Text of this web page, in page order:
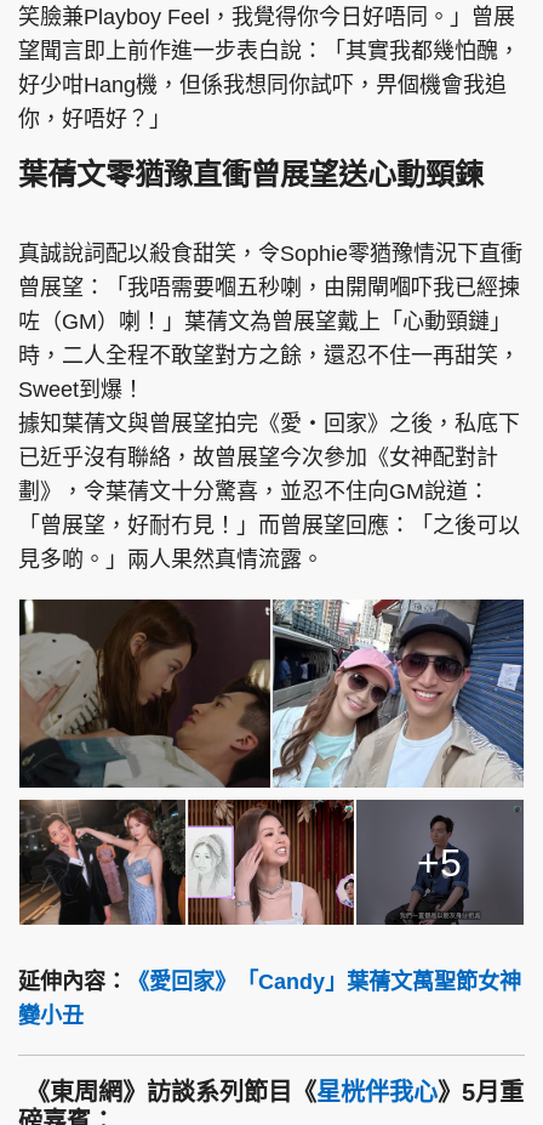
笑臉兼Playboy Feel，我覺得你今日好唔同。」曾展
望聞言即上前作進一步表白說：「其實我都幾怕醜，
好少咁Hang機，但係我想同你試吓，畀個機會我追
你，好唔好？」
葉蒨文零猶豫直衝曾展望送心動頸鍊
真誠說詞配以殺食甜笑，令Sophie零猶豫情況下直衝
曾展望：「我唔需要嗰五秒喇，由開閘嗰吓我已經揀
咗（GM）喇！」葉蒨文為曾展望戴上「心動頸鏈」
時，二人全程不敢望對方之餘，還忍不住一再甜笑，
Sweet到爆！
據知葉蒨文與曾展望拍完《愛‧回家》之後，私底下
已近乎沒有聯絡，故曾展望今次參加《女神配對計
劃》，令葉蒨文十分驚喜，並忍不住向GM說道：
「曾展望，好耐冇見！」而曾展望回應：「之後可以
見多啲。」兩人果然真情流露。
+5
延伸內容：
《愛回家》「Candy」葉蒨文萬聖節女神
變小丑
《東周網》訪談系列節目《星桄伴我心》5月重